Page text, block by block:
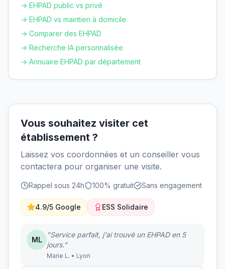
→ EHPAD public vs privé
→ EHPAD vs maintien à domicile
→ Comparer des EHPAD
→ Recherche IA personnalisée
→ Annuaire EHPAD par département
Vous souhaitez visiter cet
établissement ?
Laissez vos coordonnées et un conseiller vous
contactera pour organiser une visite.
Rappel sous 24h 100% gratuit Sans engagement
4.9/5 Google ESS Solidaire
ML
"Service parfait, j'ai trouvé un EHPAD en 5
jours."
Marie L. • Lyon